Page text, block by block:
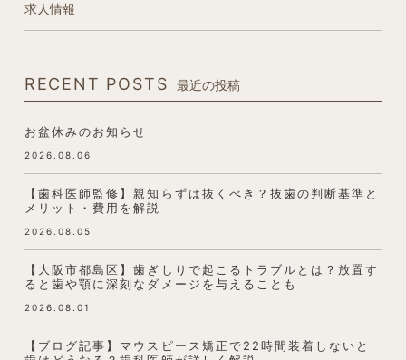
求人情報
RECENT POSTS 最近の投稿
お盆休みのお知らせ
2026.08.06
【歯科医師監修】親知らずは抜くべき？抜歯の判断基準と
メリット・費用を解説
2026.08.05
【大阪市都島区】歯ぎしりで起こるトラブルとは？放置す
ると歯や顎に深刻なダメージを与えることも
2026.08.01
【ブログ記事】マウスピース矯正で22時間装着しないと